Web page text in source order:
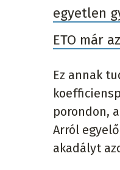
egyetlen
ETO már
Ez annak
porondon,
Arról
akadályt